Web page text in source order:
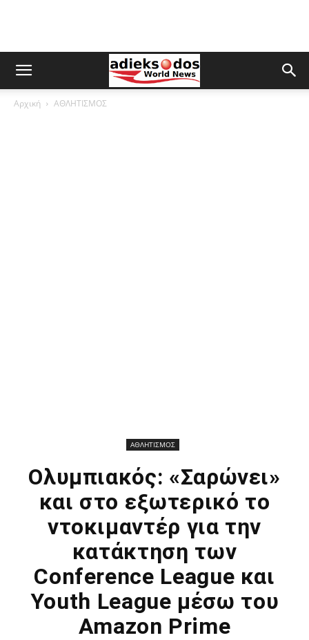
Αρχική ΑΘΛΗΤΙΣΜΟΣ
ΑΘΛΗΤΙΣΜΟΣ
Ολυμπιακός: «Σαρώνει»
και στο εξωτερικό το
ντοκιμαντέρ για την
κατάκτηση των
Conference League και
Youth League μέσω του
Amazon Prime